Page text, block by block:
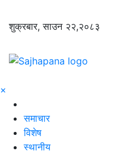
शुक्रबार, साउन २२,२०८३
×
समाचार
विशेष
स्थानीय